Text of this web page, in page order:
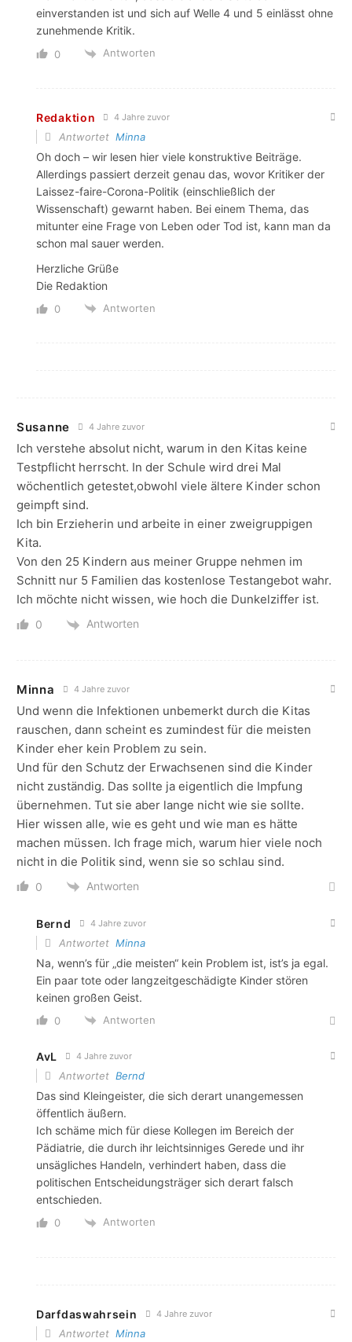
einverstanden ist und sich auf Welle 4 und 5 einlässt ohne
zunehmende Kritik.
0 Antworten
Redaktion 4 Jahre zuvor
Antwortet Minna
Oh doch – wir lesen hier viele konstruktive Beiträge.
Allerdings passiert derzeit genau das, wovor Kritiker der
Laissez-faire-Corona-Politik (einschließlich der
Wissenschaft) gewarnt haben. Bei einem Thema, das
mitunter eine Frage von Leben oder Tod ist, kann man da
schon mal sauer werden.
Herzliche Grüße
Die Redaktion
0 Antworten
Susanne 4 Jahre zuvor
Ich verstehe absolut nicht, warum in den Kitas keine
Testpflicht herrscht. In der Schule wird drei Mal
wöchentlich getestet,obwohl viele ältere Kinder schon
geimpft sind.
Ich bin Erzieherin und arbeite in einer zweigruppigen
Kita.
Von den 25 Kindern aus meiner Gruppe nehmen im
Schnitt nur 5 Familien das kostenlose Testangebot wahr.
Ich möchte nicht wissen, wie hoch die Dunkelziffer ist.
0 Antworten
Minna 4 Jahre zuvor
Und wenn die Infektionen unbemerkt durch die Kitas
rauschen, dann scheint es zumindest für die meisten
Kinder eher kein Problem zu sein.
Und für den Schutz der Erwachsenen sind die Kinder
nicht zuständig. Das sollte ja eigentlich die Impfung
übernehmen. Tut sie aber lange nicht wie sie sollte.
Hier wissen alle, wie es geht und wie man es hätte
machen müssen. Ich frage mich, warum hier viele noch
nicht in die Politik sind, wenn sie so schlau sind.
0 Antworten
Bernd 4 Jahre zuvor
Antwortet Minna
Na, wenn’s für „die meisten“ kein Problem ist, ist’s ja egal.
Ein paar tote oder langzeitgeschädigte Kinder stören
keinen großen Geist.
0 Antworten
AvL 4 Jahre zuvor
Antwortet Bernd
Das sind Kleingeister, die sich derart unangemessen
öffentlich äußern.
Ich schäme mich für diese Kollegen im Bereich der
Pädiatrie, die durch ihr leichtsinniges Gerede und ihr
unsägliches Handeln, verhindert haben, dass die
politischen Entscheidungsträger sich derart falsch
entschieden.
0 Antworten
Darfdaswahrsein 4 Jahre zuvor
Antwortet Minna